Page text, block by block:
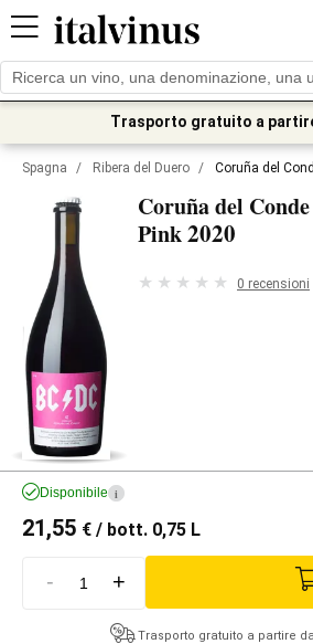
Trasporto gratuito a
Spagna / Ribera del Duero / Coruña del
Coruña del
Pink2020
0 recensioni
Disponibile i
21,55 € / bott. 0,75 L
- +
Trasporto gratuito a partire